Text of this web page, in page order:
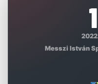
Messzi István